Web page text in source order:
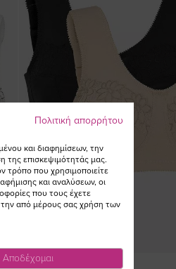
Πολιτική απορρήτου
και διαφημίσεων, την
της επισκεψιμότητάς μας.
τρόπο που χρησιμοποιείτε
και αναλύσεων, οι
που τους έχετε
την από μέρους σας χρήση των
Αποδέχομαι